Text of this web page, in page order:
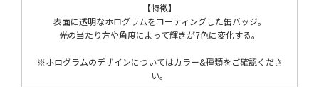
【特徴】
表面に透明なホログラムをコーティングした缶バッジ。
光の当たり方や角度によって輝きが7色に変化する。
※ホログラムのデザインについてはカラー&種類をご確認くださ
い。